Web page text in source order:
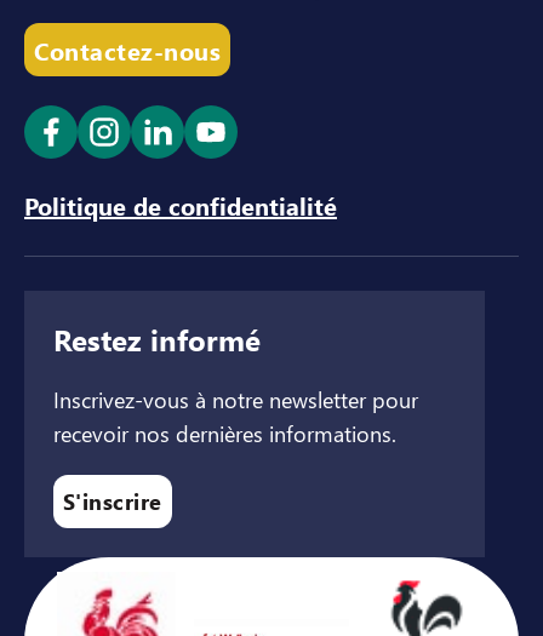
Contactez-nous
Ouvrir le lien dans un nouvel onglet
Ouvrir le lien dans un nouvel onglet
Ouvrir le lien dans un nouvel
Ouvrir le lien dans un
Politique de confidentialité
Restez informé
Inscrivez-vous à notre newsletter pour
recevoir nos dernières informations.
S'inscrire
Avec le soutien de ...